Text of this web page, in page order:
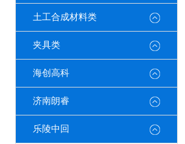
土工合成材料类
夹具类
海创高科
济南朗睿
乐陵中回